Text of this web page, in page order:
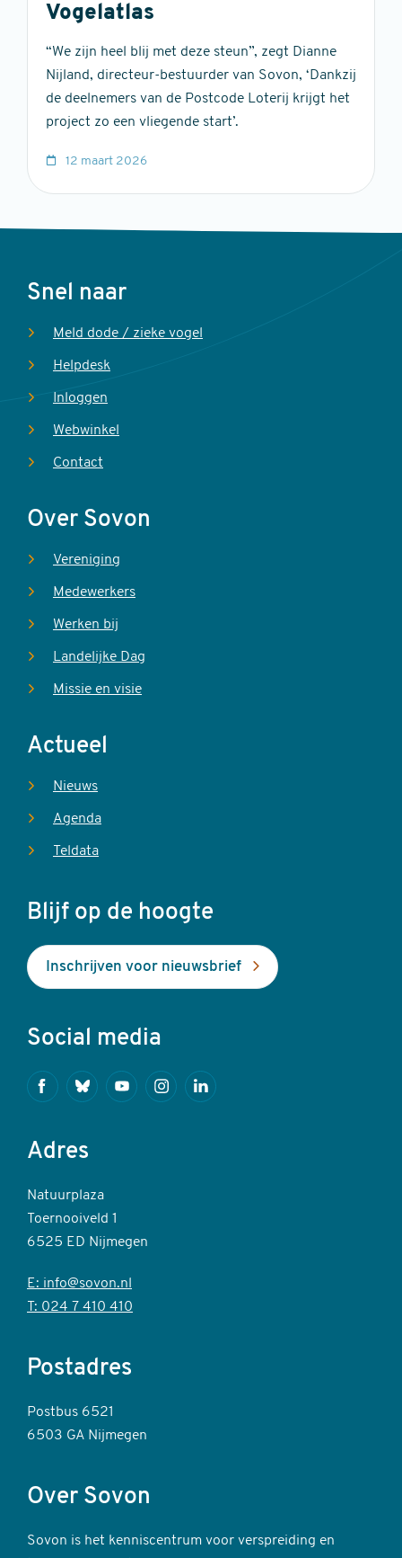
Vogelatlas
“We zijn heel blij met deze steun”, zegt Dianne
Nijland, directeur-bestuurder van Sovon, ‘Dankzij
de deelnemers van de Postcode Loterij krijgt het
project zo een vliegende start’.
12 maart 2026
Voet
Snel naar
Meld dode / zieke vogel
Helpdesk
Inloggen
Webwinkel
Contact
Over Sovon
Vereniging
Medewerkers
Werken bij
Landelijke Dag
Missie en visie
Actueel
Nieuws
Agenda
Teldata
Blijf op de hoogte
Inschrijven voor nieuwsbrief
Social media
FacebookBlueskyYoutubeInstagramLinkedin
Adres
Natuurplaza
Toernooiveld 1
6525 ED Nijmegen
E: info@sovon.nl
T: 024 7 410 410
Postadres
Postbus 6521
6503 GA Nijmegen
Over Sovon
Sovon is het kenniscentrum voor verspreiding en